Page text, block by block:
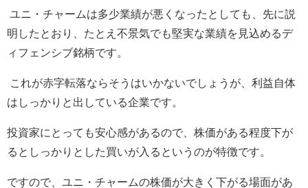
ユニ・チャームは多少業績が悪くなったとしても、先に説
明したとおり、たとえ不景気でも堅実な業績を見込めるデ
ィフェンシブ銘柄です。
これが赤字転落ならそうはいかないでしょうが、利益自体
はしっかりと出している企業です。
投資家にとっても安心感があるので、株価がある程度下が
るとしっかりとした買いが入るというのが特徴です。
ですので、ユニ・チャームの株価が大きく下がる場面があ